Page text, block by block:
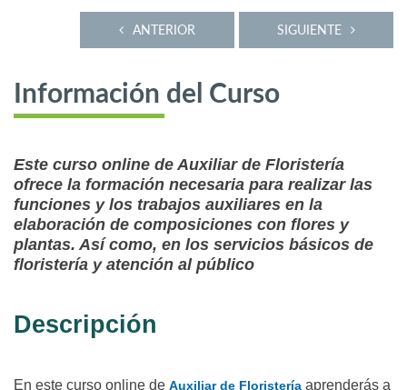
SIGUIENTE
ANTERIOR
Información del Curso
Este curso online de Auxiliar de Floristería
ofrece la formación necesaria para realizar las
funciones y los trabajos auxiliares en la
elaboración de composiciones con flores y
plantas. Así como, en los servicios básicos de
floristería y atención al público
Descripción
En este curso online de Auxiliar de Floristería aprenderás a